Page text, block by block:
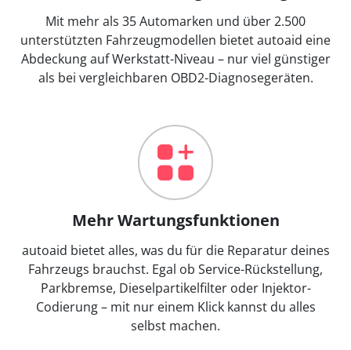
Mit mehr als 35 Automarken und über 2.500
unterstützten Fahrzeugmodellen bietet autoaid eine
Abdeckung auf Werkstatt-Niveau – nur viel günstiger
als bei vergleichbaren OBD2-Diagnosegeräten.
Mehr Wartungsfunktionen
autoaid bietet alles, was du für die Reparatur deines
Fahrzeugs brauchst. Egal ob Service-Rückstellung,
Parkbremse, Dieselpartikelfilter oder Injektor-
Codierung – mit nur einem Klick kannst du alles
selbst machen.